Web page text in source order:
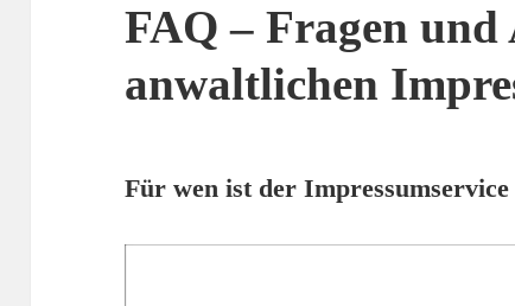
FAQ – Fragen
anwaltlichen
Für wen ist der Impressumservice